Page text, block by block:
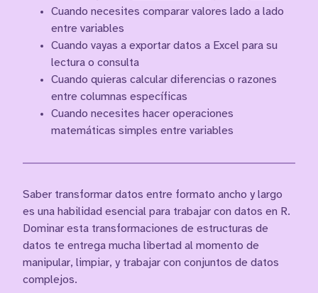
Cuando necesites comparar valores lado a lado
entre variables
Cuando vayas a exportar datos a Excel para su
lectura o consulta
Cuando quieras calcular diferencias o razones
entre columnas específicas
Cuando necesites hacer operaciones
matemáticas simples entre variables
Saber transformar datos entre formato ancho y largo
es una habilidad esencial para trabajar con datos en R.
Dominar esta transformaciones de estructuras de
datos te entrega mucha libertad al momento de
manipular, limpiar, y trabajar con conjuntos de datos
complejos.